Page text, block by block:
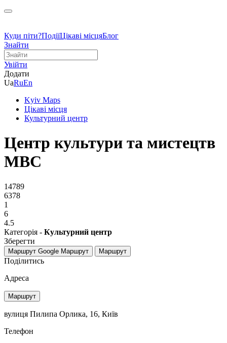
Куди піти?ПодіїЦікаві місцяБлог
Знайти
Увійти
Додати
UaRuEn
Kyiv Maps
Цікаві місця
Культурний центр
Центр культури та мистецтв
МВС
14789
6378
1
6
4.5
Категорія - Культурний центр
Зберегти
Маршрут Google Маршрут Маршрут
Поділитись
Адреса
Маршрут
вулиця Пилипа Орлика, 16, Київ
Телефон